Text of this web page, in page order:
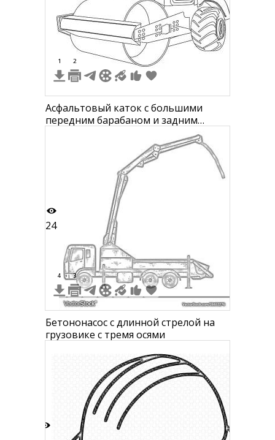
1 2
Асфальтовый каток с большими
передним барабаном и задним
24
4 3
Бетононасос с длинной стрелой на
грузовике с тремя осями